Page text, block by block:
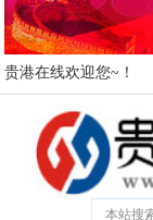
贵港在线欢迎您~！